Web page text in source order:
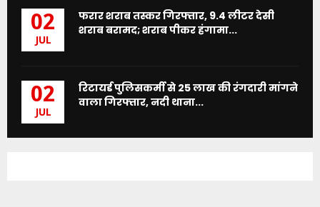
02
JUL
फरार शराब तस्कर गिरफ्तार, 9.4 लीटर देसी
शराब बरामद; शराब पीकर हंगामा...
02
JUL
रिटायर्ड पुलिसकर्मी से 25 लाख की रंगदारी मांगने
वाला गिरफ्तार, नदी थाना...